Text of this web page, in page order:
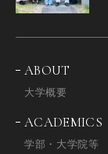
ABOUT
大学概要
ACADEMICS
学部・大学院等